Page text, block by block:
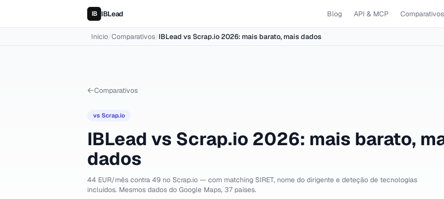
IBLead Blog API & MCP Comparativos
Início/Comparativos/IBLead vs Scrap.io 2026: mais barato, mais dados
Comparativos
vs Scrap.io
IBLead vs Scrap.io 2026: mais barato,
dados
44 EUR/mês contra 49 no Scrap.io — com matching SIRET, nome do dirigente e deteção de tecnologias
incluídos. Mesmos dados do Google Maps, 37 países.